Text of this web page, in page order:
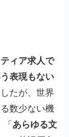
ィア求人 で
表現もない
たが、世界
数少ない機
あらゆる文